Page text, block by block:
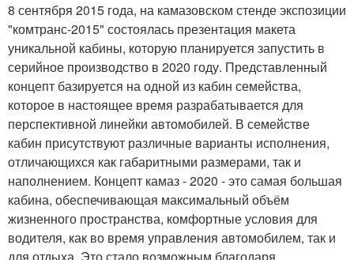
8 сентября 2015 года, на камазовском стенде экспозиции
"комтранс-2015" состоялась презентация макета
уникальной кабины, которую планируется запустить в
серийное производство в 2020 году. Представленный
концепт базируется на одной из кабин семейства,
которое в настоящее время разрабатывается для
перспективной линейки автомобилей. В семействе
кабин присутствуют различные варианты исполнения,
отличающихся как габаритными размерами, так и
наполнением. Концепт камаз - 2020 - это самая большая
кабина, обеспечивающая максимальный объём
жизненного пространства, комфортные условия для
водителя, как во время управления автомобилем, так и